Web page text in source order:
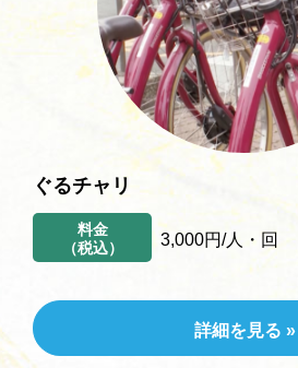
お問い合わせ
ご利用ガイド
ぐるチャリ
料金
（税込）
3,000円/人・回
詳細を見る »